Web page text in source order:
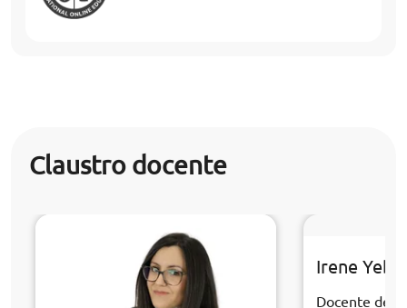
Claustro docente
Irene
Docente de